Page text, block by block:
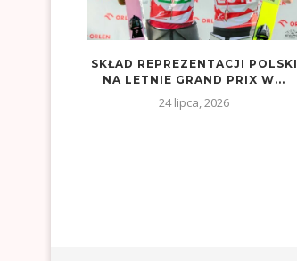
SKŁAD REPREZENTACJI POLSKI
NA LETNIE GRAND PRIX W...
24 lipca, 2026